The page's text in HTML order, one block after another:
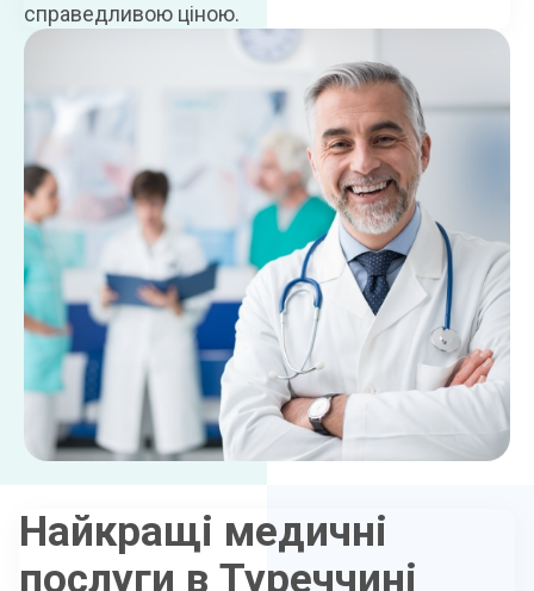
справедливою ціною.
Найкращі медичні
послуги в Туреччині